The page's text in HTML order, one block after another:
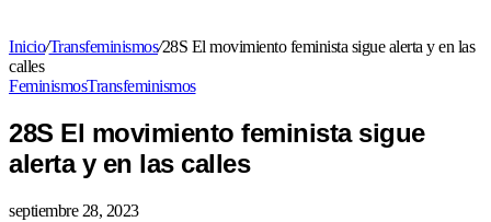
Inicio/Transfeminismos/28S El movimiento feminista sigue alerta y en las
calles
FeminismosTransfeminismos
28S El movimiento feminista sigue
alerta y en las calles
septiembre 28, 2023